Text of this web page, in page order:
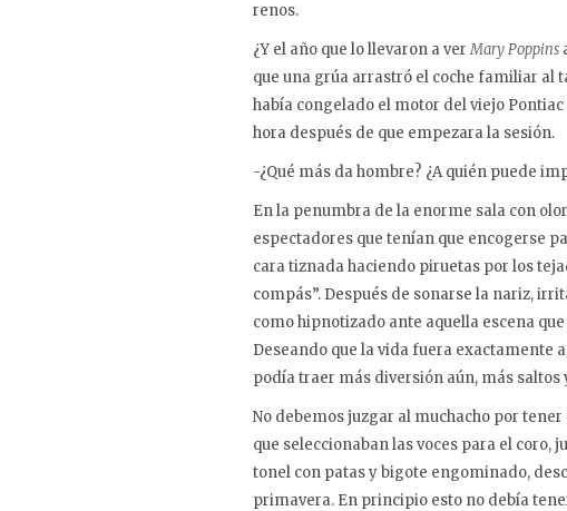
renos.
¿Y el año que lo llevaron a verMary Poppins
que una grúa arrastró el coche familiar al
había congelado el motor del viejo
hora después de que empezara la sesión.
-¿Qué más da hombre? ¿A quién puede
En la penumbra de la enorme sala con
espectadores que tenían que encogerse
cara tiznada haciendo piruetas por los
compás”. Después de sonarse la nariz,
como hipnotizado ante aquella escena
Deseando que la vida fuera exactamente
podía traer más diversión aún, más
No debemos juzgar al muchacho por
que seleccionaban las voces para el coro,
tonel con patas y bigote engominado,
primavera. En principio esto no debía